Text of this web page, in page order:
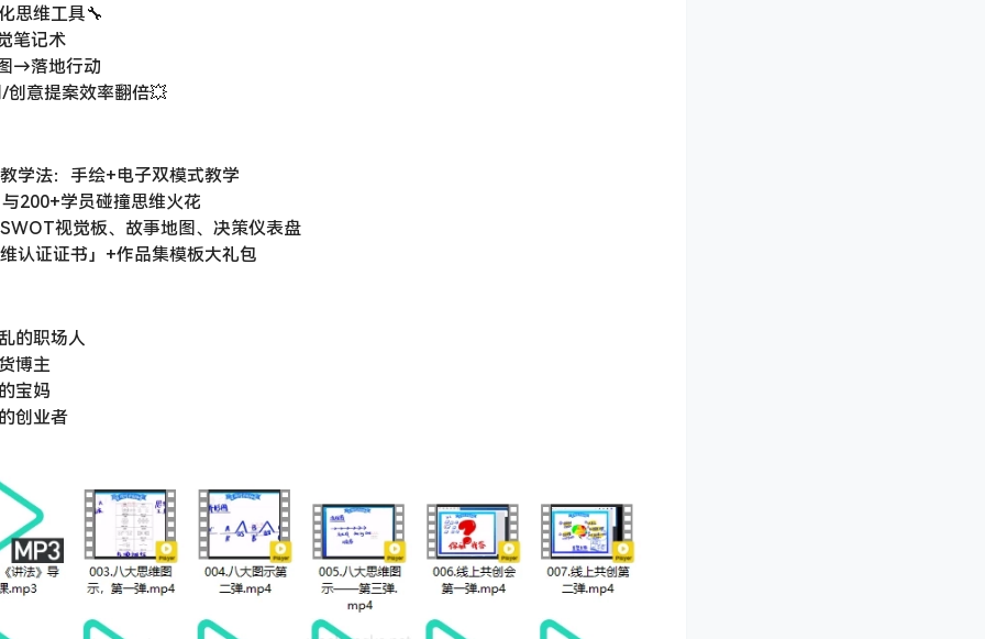
思维工具🔧
笔记术
→落地行动
创意提案效率翻倍💥
学法：手绘+电子双模式教学
200+学员碰撞思维火花
视觉板、故事地图、决策仪表盘
认证证书」+作品集模板大礼包
的职场人
博主
宝妈
创业者